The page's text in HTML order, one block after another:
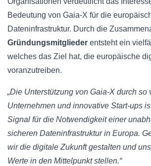
Bedeutung von Gaia-X für die
Dateninfrastruktur. Durch die
Gründungsmitglieder entsteht ein
welches das Ziel hat, die europäische
voranzutreiben.
„Die Unterstützung von Gaia-X durch so
Unternehmen und innovative Start-ups
Signal für die Notwendigkeit einer
sicheren Dateninfrastruktur in Europa.
wir die digitale Zukunft gestalten und
Werte in den Mittelpunkt stellen.“